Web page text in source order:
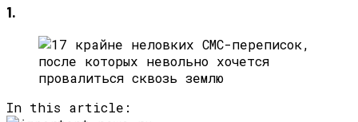
1.
In this article: